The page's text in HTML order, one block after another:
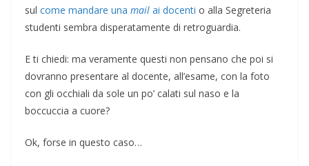
sul come mandare una mail ai docenti o alla Segreteria
studenti sembra disperatamente di retroguardia.
E ti chiedi: ma veramente questi non pensano che poi si
dovranno presentare al docente, all’esame, con la foto
con gli occhiali da sole un po’ calati sul naso e la
boccuccia a cuore?
Ok, forse in questo caso…